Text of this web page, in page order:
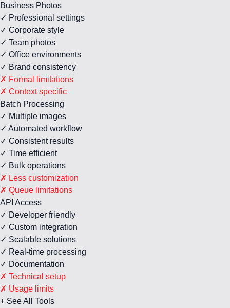
Business Photos
✓ Professional settings
✓ Corporate style
✓ Team photos
✓ Office environments
✓ Brand consistency
✗ Formal limitations
✗ Context specific
Batch Processing
✓ Multiple images
✓ Automated workflow
✓ Consistent results
✓ Time efficient
✓ Bulk operations
✗ Less customization
✗ Queue limitations
API Access
✓ Developer friendly
✓ Custom integration
✓ Scalable solutions
✓ Real-time processing
✓ Documentation
✗ Technical setup
✗ Usage limits
+ See All Tools